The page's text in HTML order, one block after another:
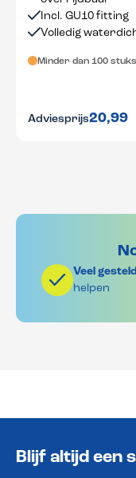
Incl. GU10 fitting
Volledig
Minder dan 100 stuks
Adviesprijs20,99
Veel
helpen
Blijf altijd een